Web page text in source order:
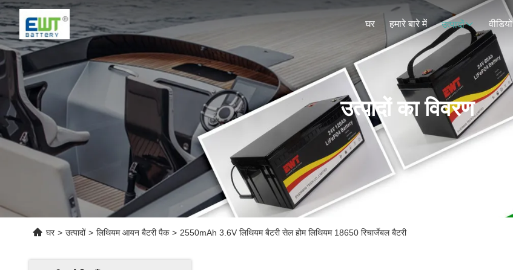
घर हमारे बारे में उत्पादों वीडियो
उत्पादों का विवरण
घर > उत्पादों > लिथियम आयन बैटरी पैक > 2550mAh 3.6V लिथियम बैटरी सेल होम लिथियम 18650 रिचार्जेबल बैटरी